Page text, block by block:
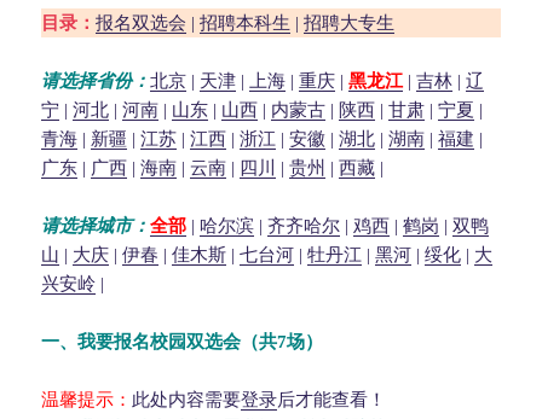
目录：报名双选会 |招聘本科生 |招聘大专生
请选择省份：北京 | 天津 | 上海 |重庆 |黑龙江 |吉林 |辽
宁 |河北 |河南 | 山东 | 山西 | 内蒙古 | 陕西 |甘肃 |宁夏 |
青海 | 新疆 |江苏 |江西 |浙江 |安徽 |湖北 |湖南 |福建 |
广东 | 广西 |海南 |云南 | 四川 |贵州 |西藏 |
请选择城市：全部 | 哈尔滨 |齐齐哈尔 | 鸡西 |鹤岗 |双鸭
山 | 大庆 |伊春 |佳木斯 |七台河 |牡丹江 |黑河 |绥化 | 大
兴安岭 |
一、我要报名校园双选会（共7场）
温馨提示： 此处内容需要登录后才能查看！